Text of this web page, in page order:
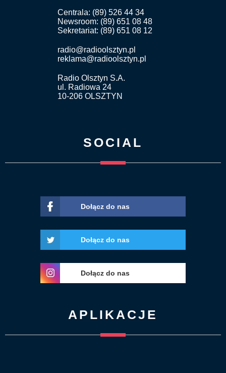
Centrala: (89) 526 44 34
Newsroom: (89) 651 08 48
Sekretariat: (89) 651 08 12
radio@radioolsztyn.pl
reklama@radioolsztyn.pl
Radio Olsztyn S.A.
ul. Radiowa 24
10-206 OLSZTYN
SOCIAL
Dołącz do nas
Dołącz do nas
Dołącz do nas
APLIKACJE